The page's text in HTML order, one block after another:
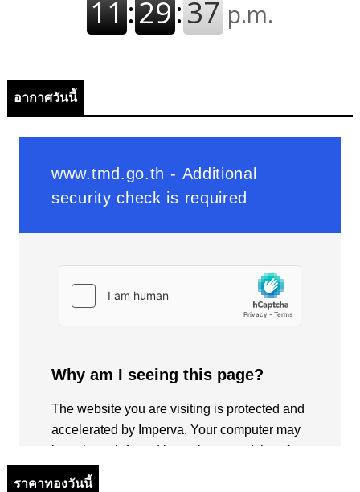
อากาศวันนี้
ราคาทองวันนี้